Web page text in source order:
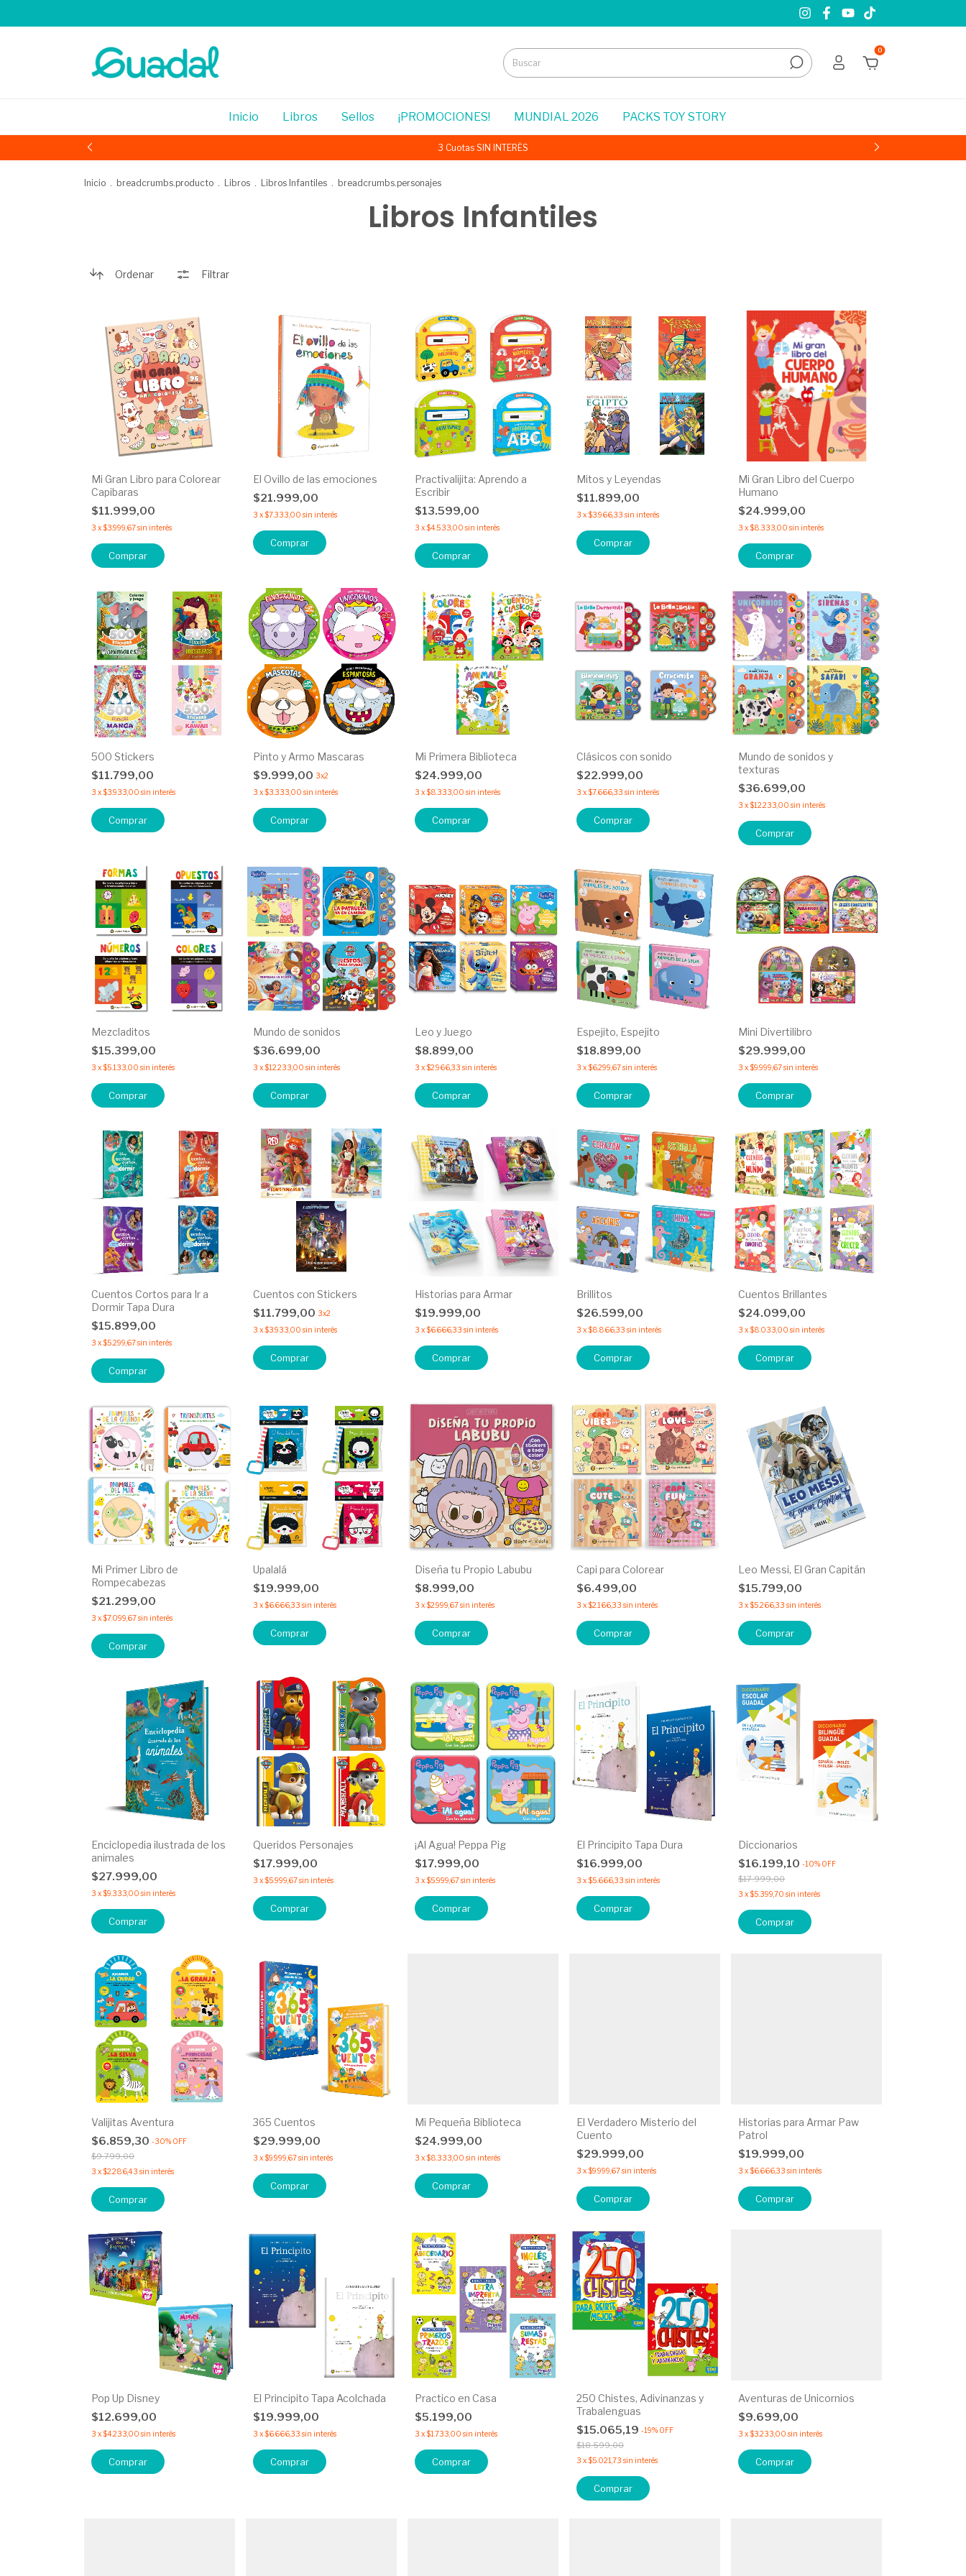
0
Inicio Libros Sellos ¡PROMOCIONES! MUNDIAL 2026 PACKS TOY STORY
3 Cuotas SIN INTERÉS
Inicio . breadcrumbs.producto . Libros . Libros Infantiles . breadcrumbs.personajes
Libros Infantiles
Ordenar Filtrar
Mi Gran Libro para Colorear
Capibaras
$11.999,00
3 x$3.999,67sin interés
El Ovillo de las emociones
$21.999,00
3 x$7.333,00 sin interés
Practivalijita: Aprendo a
Escribir
$13.599,00
3 x$4.533,00 sin interés
Comprar
Mitos y Leyendas
$11.899,00
3 x$3.966,33 sin interés
Comprar
Mi Gran Libro del Cuerpo
Humano
$24.999,00
3 x$8.333,00 sin interés
500 Stickers
$11.799,00
3 x$3.933,00 sin interés
Comprar
Pinto y Armo Mascaras
$9.999,00 3x2
3 x$3.333,00 sin interés
Comprar
Mi Primera Biblioteca
$24.999,00
3 x$8.333,00 sin interés
Comprar
Clásicos con sonido
$22.999,00
3 x$7.666,33 sin interés
Comprar
Mundo de sonidos y
texturas
$36.699,00
3 x$12.233,00 sin interés
Comprar
Mezcladitos
$15.399,00
3 x$5.133,00 sin interés
Comprar
Mundo de sonidos
$36.699,00
3 x$12.233,00 sin interés
Comprar
Leo y Juego
$8.899,00
3 x$2.966,33 sin interés
Comprar
Espejito, Espejito
$18.899,00
3 x$6.299,67sin interés
Comprar
Mini Divertilibro
$29.999,00
3 x$9.999,67sin interés
Comprar
Cuentos Cortos para Ir a
Dormir Tapa Dura
$15.899,00
3 x$5.299,67sin interés
Comprar
Cuentos con Stickers
$11.799,00 3x2
3 x$3.933,00 sin interés
Comprar
Historias para Armar
$19.999,00
3 x$6.666,33 sin interés
Comprar
Brillitos
$26.599,00
3 x$8.866,33 sin interés
Comprar
Cuentos Brillantes
$24.099,00
3 x$8.033,00 sin interés
Comprar
Mi Primer Libro de
Rompecabezas
$21.299,00
3 x$7.099,67sin interés
Comprar
Upalalá
$19.999,00
3 x$6.666,33 sin interés
Comprar
Diseña tu Propio Labubu
$8.999,00
3 x$2.999,67sin interés
Capi para Colorear
$6.499,00
3 x$2.166,33 sin interés
Comprar
Leo Messi, El Gran Capitán
$15.799,00
3 x$5.266,33 sin interés
Enciclopedia ilustrada de los
animales
$27.999,00
3 x$9.333,00 sin interés
Queridos Personajes
$17.999,00
3 x$5.999,67sin interés
Comprar
¡Al Agua! Peppa Pig
$17.999,00
3 x$5.999,67sin interés
Comprar
El Principito Tapa Dura
$16.999,00
3 x$5.666,33 sin interés
Comprar
Diccionarios
$16.199,10 -10% OFF
$17.999,00
3 x$5.399,70 sin interés
Comprar
Valijitas Aventura
$6.859,30 -30% OFF
$9.799,00
3 x$2.286,43 sin interés
Comprar
365 Cuentos
$29.999,00
3 x$9.999,67sin interés
Comprar
Mi Pequeña Biblioteca
$24.999,00
3 x$8.333,00 sin interés
Comprar
El Verdadero Misterio del
Cuento
$29.999,00
3 x$9.999,67sin interés
Comprar
Historias para Armar Paw
Patrol
$19.999,00
3 x$6.666,33 sin interés
Comprar
Pop Up Disney
$12.699,00
3 x$4.233,00 sin interés
Comprar
El Principito Tapa Acolchada
$19.999,00
3 x$6.666,33 sin interés
Comprar
Practico en Casa
$5.199,00
3 x$1.733,00 sin interés
Comprar
250 Chistes, Adivinanzas y
Trabalenguas
$15.065,19 -19% OFF
$18.599,00
3 x$5.021,73 sin interés
Comprar
Aventuras de Unicornios
$9.699,00
3 x$3.233,00 sin interés
Comprar